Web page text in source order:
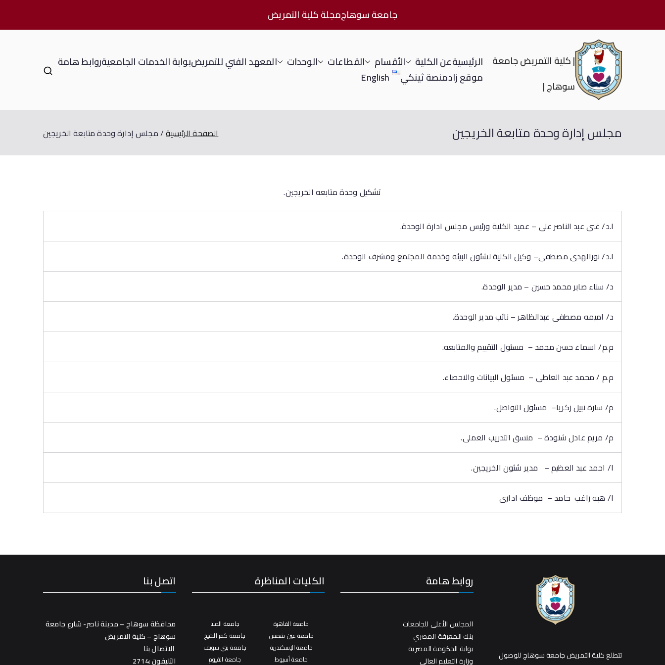
جامعة سوهاجمجلة كلية التمريض
| كلية التمريض جامعة
سوهاج |
الرئيسيةعن الكلية الأقسام القطاعات الوحدات المعهد الفني للتمريضبوابة الخدمات الجامعيةروابط هامة
موقع زادمنصة ثينكي English
مجلس إدارة وحدة متابعة الخريجين الصفحة الرئيسية مجلس إدارة وحدة متابعة الخريجين
تشكيل وحدة متابعه الخريجين.
ا.د/ غنى عبد الناصر على – عميد الكلية ورئيس مجلس ادارة الوحدة.
ا.د/ نورالهدى مصطفى– وكيل الكلية لشئون البيئه وخدمة المجتمع ومشرف الوحدة.
د/ سناء صابر محمد حسين – مدير الوحدة.
د/ اميمه مصطفى عبدالظاهر – نائب مدير الوحدة.
م.م/ اسماء حسن محمد – مسئول التقييم والمتابعه.
م.م / محمد عبد العاطى – مسئول البيانات والاحصاء.
م/ سارة نبيل زكريا– مسئول التواصل.
م/ مريم عادل شنودة – منسق التدريب العملى.
ا/ احمد عبد العظيم – مدير شئون الخريجين.
ا/ هبه راغب حامد – موظف ادارى
تتطلع كلية التمريض جامعة سوهاج للوصول
روابط هامة
المجلس الأعلى للجامعات
بنك المعرفة المصري
بوابة الحكومة المصرية
وزارة التعليم العالي
الكليات المناظرة
جامعة القاهرة
جامعة عين شمس
جامعة الإسكندرية
جامعة أسيوط
جامعة المنيا
جامعة كفر الشيخ
جامعة بني سويف
جامعة الفيوم
اتصل بنا
محافظة سوهاج – مدينة ناصر- شارع جامعة
سوهاج – كلية التمريض
الاتصال بنا
التليفون :2714